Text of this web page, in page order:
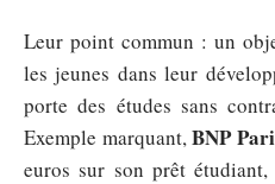
Leur point commun : un
les jeunes dans leur
porte des études sans
Exemple marquant,BNP
euros sur son prêt